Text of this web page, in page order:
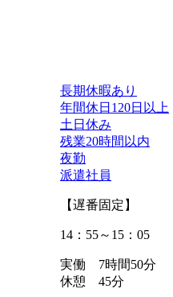
長期休暇あり
年間休日120日以上
土日休み
残業20時間以内
夜勤
派遣社員
【遅番固定】
14：55～15：05
実働 7時間50分
休憩 45分